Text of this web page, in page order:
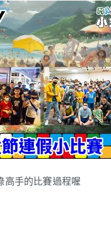
高手的比賽過程喔